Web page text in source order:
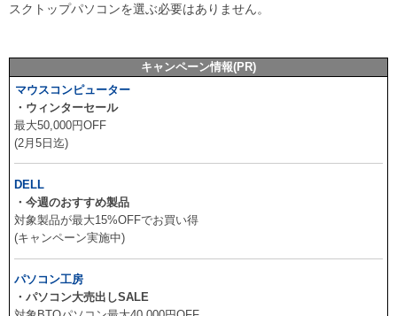
スクトップパソコンを選ぶ必要はありません。
キャンペーン情報(PR)
マウスコンピューター
・ウィンターセール
最大50,000円OFF
(2月5日迄)
DELL
・今週のおすすめ製品
対象製品が最大15%OFFでお買い得
(キャンペーン実施中)
パソコン工房
・パソコン大売出しSALE